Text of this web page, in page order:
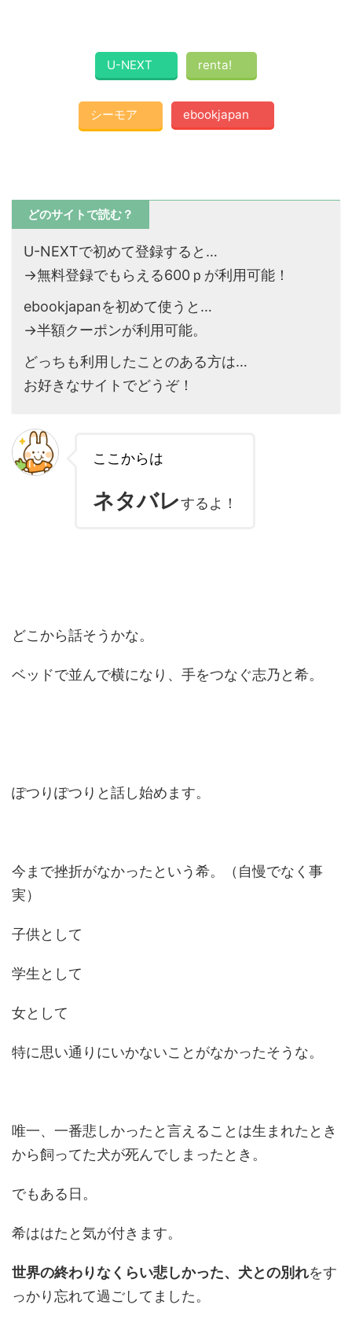
U-NEXT renta!
シーモア ebookjapan
どのサイトで読む？
U-NEXTで初めて登録すると…
→無料登録でもらえる600ｐが利用可能！
ebookjapanを初めて使うと…
→半額クーポンが利用可能。
どっちも利用したことのある方は…
お好きなサイトでどうぞ！
ここからは
ネタバレするよ！
どこから話そうかな。
ベッドで並んで横になり、手をつなぐ志乃と希。
ぽつりぽつりと話し始めます。
今まで挫折がなかったという希。（自慢でなく事
実）
子供として
学生として
女として
特に思い通りにいかないことがなかったそうな。
唯一、一番悲しかったと言えることは生まれたとき
から飼ってた犬が死んでしまったとき。
でもある日。
希ははたと気が付きます。
世界の終わりなくらい悲しかった、犬との別れをす
っかり忘れて過ごしてました。